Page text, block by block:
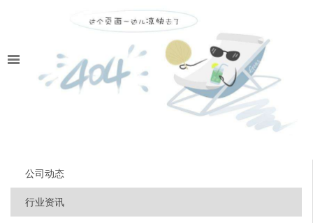
公司动态
行业资讯